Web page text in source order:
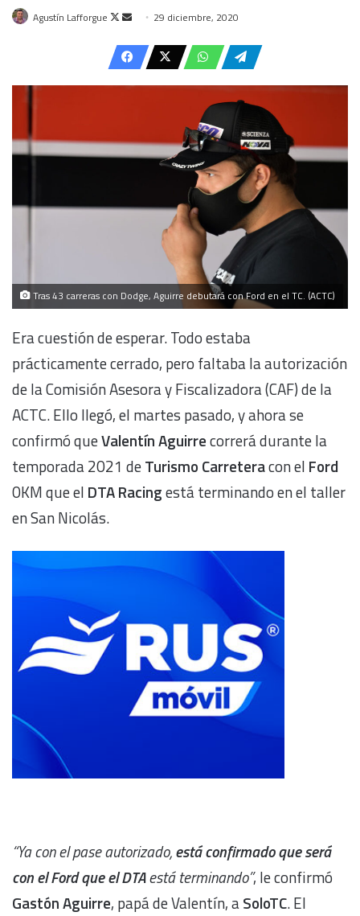
Agustín Lafforgue
Follow
X
Send
email
29 diciembre, 2020
Tras 43 carreras con Dodge, Aguirre debutará con Ford en el TC. (ACTC)
Era cuestión de esperar. Todo estaba
prácticamente cerrado, pero faltaba la autorización
de la Comisión Asesora y Fiscalizadora (CAF) de la
ACTC. Ello llegó, el martes pasado, y ahora se
confirmó queValentín Aguirrecorrerá durante la
temporada 2021 deTurismo Carreteracon el Ford
0KM que el DTA Racingestá terminando en el taller
en San Nicolás.
“Ya con el pase autorizado,está confirmado que será
con el Ford que el DTAestá terminando”, le confirmó
Gastón Aguirre, papá de Valentín, aSoloTC. El